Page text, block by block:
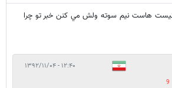
هاست نيم سوته ولش مي كنن خبر تو چرا
۱۲:۴۰ - ۱۳۹۲/۱۱/۰۴
9